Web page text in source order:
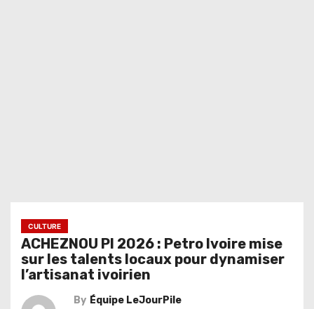
CULTURE
ACHEZNOU PI 2026 : Petro Ivoire mise
sur les talents locaux pour dynamiser
l’artisanat ivoirien
By Équipe LeJourPile